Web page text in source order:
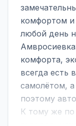
комфортом и
любой день
комфорта,
всегда есть
самолётом, а
поэтому
К тому же